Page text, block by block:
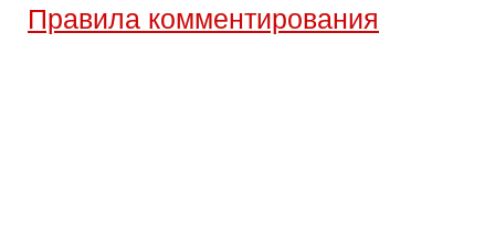
Правила комментирования